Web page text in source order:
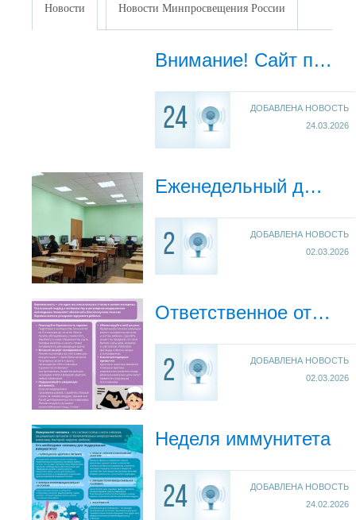
Новости Новости Минпросвещения России
Внимание! Сайт переехал!
24
ДОБАВЛЕНА НОВОСТЬ
24.03.2026
Еженедельный дайджест новостей
2
ДОБАВЛЕНА НОВОСТЬ
02.03.2026
Ответственное отношение к беременности
2
ДОБАВЛЕНА НОВОСТЬ
02.03.2026
Неделя иммунитета
24
ДОБАВЛЕНА НОВОСТЬ
24.02.2026